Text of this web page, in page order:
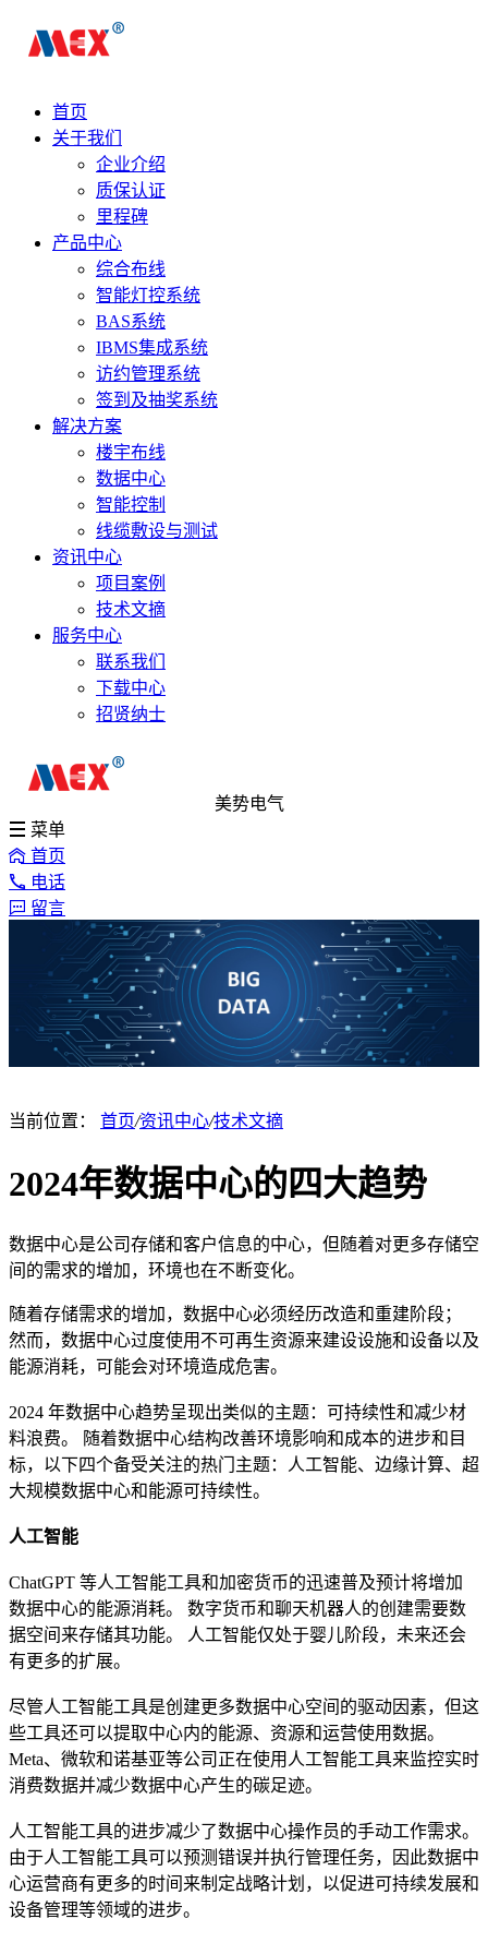
首页
关于我们
企业介绍
质保认证
里程碑
产品中心
综合布线
智能灯控系统
BAS系统
IBMS集成系统
访约管理系统
签到及抽奖系统
解决方案
楼宇布线
数据中心
智能控制
线缆敷设与测试
资讯中心
项目案例
技术文摘
服务中心
联系我们
下载中心
招贤纳士
美势电气
菜单
首页
电话
留言
当前位置： 首页/资讯中心/技术文摘
2024年数据中心的四大趋势
数据中心是公司存储和客户信息的中心，但随着对更多存储空
间的需求的增加，环境也在不断变化。
随着存储需求的增加，数据中心必须经历改造和重建阶段；
然而，数据中心过度使用不可再生资源来建设设施和设备以及
能源消耗，可能会对环境造成危害。
2024 年数据中心趋势呈现出类似的主题：可持续性和减少材
料浪费。 随着数据中心结构改善环境影响和成本的进步和目
标，以下四个备受关注的热门主题：人工智能、边缘计算、超
大规模数据中心和能源可持续性。
人工智能
ChatGPT 等人工智能工具和加密货币的迅速普及预计将增加
数据中心的能源消耗。 数字货币和聊天机器人的创建需要数
据空间来存储其功能。 人工智能仅处于婴儿阶段，未来还会
有更多的扩展。
尽管人工智能工具是创建更多数据中心空间的驱动因素，但这
些工具还可以提取中心内的能源、资源和运营使用数据。
Meta、微软和诺基亚等公司正在使用人工智能工具来监控实时
消费数据并减少数据中心产生的碳足迹。
人工智能工具的进步减少了数据中心操作员的手动工作需求。
由于人工智能工具可以预测错误并执行管理任务，因此数据中
心运营商有更多的时间来制定战略计划，以促进可持续发展和
设备管理等领域的进步。